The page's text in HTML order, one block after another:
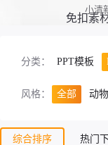
免扣素
小清
分类： PPT模板
风格： 全部 动物
综合排序 热门